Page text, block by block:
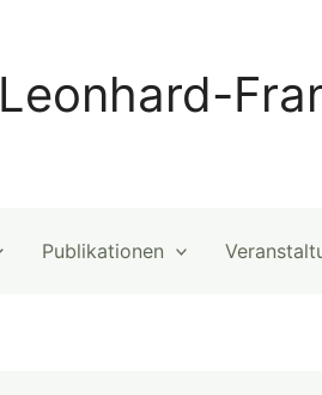
Leonhard-
Publikationen